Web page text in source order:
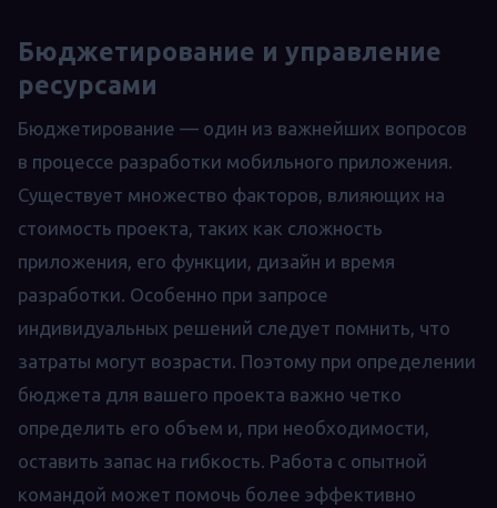
Бюджетирование и управление
ресурсами
Бюджетирование — один из важнейших вопросов
в процессе разработки мобильного приложения.
Существует множество факторов, влияющих на
стоимость проекта, таких как сложность
приложения, его функции, дизайн и время
разработки. Особенно при запросе
индивидуальных решений следует помнить, что
затраты могут возрасти. Поэтому при определении
бюджета для вашего проекта важно четко
определить его объем и, при необходимости,
оставить запас на гибкость. Работа с опытной
командой может помочь более эффективно